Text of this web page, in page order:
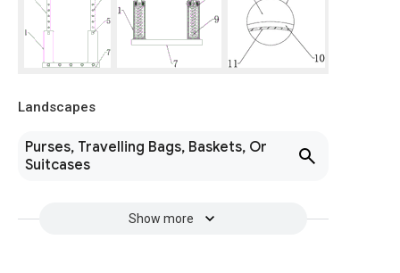
Landscapes
Purses, Travelling Bags, Baskets, Or
Suitcases
Show more